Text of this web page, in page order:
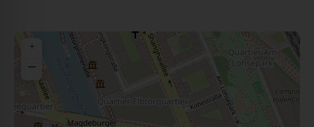
+
−